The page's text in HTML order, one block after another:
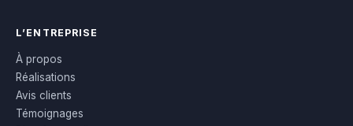
L’ENTREPRISE
À propos
Réalisations
Avis clients
Témoignages